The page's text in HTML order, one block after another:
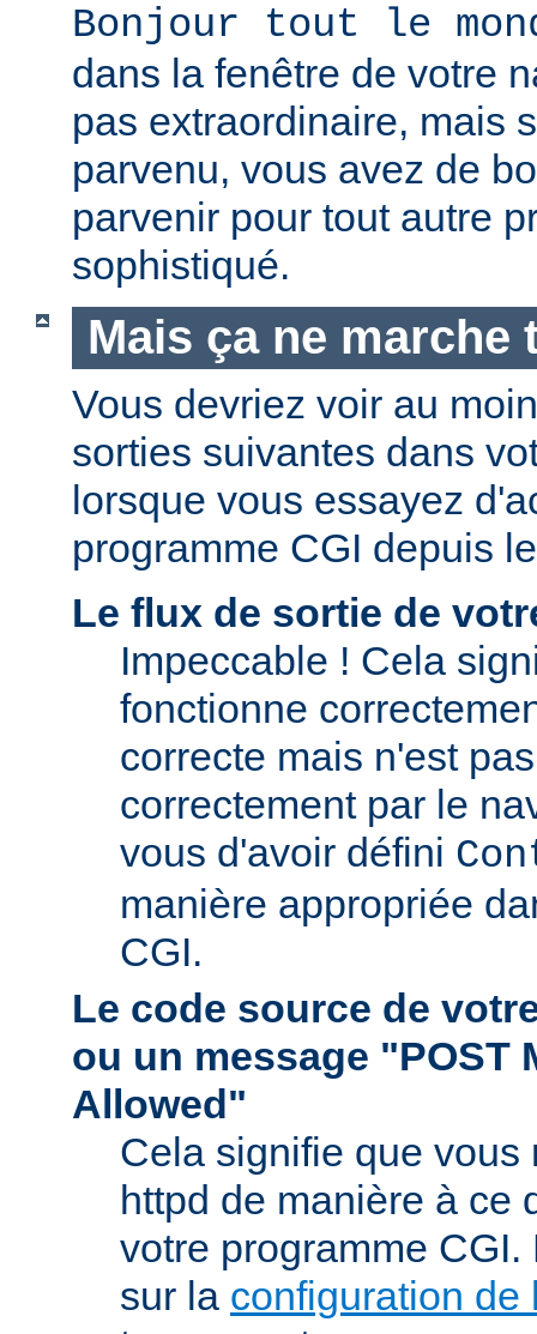
Bonjour tout le
dans la fenêtre de votre
pas extraordinaire, mais
parvenu, vous avez de
parvenir pour tout autre
sophistiqué.
Mais ça ne marche
Vous devriez voir au
sorties suivantes dans
lorsque vous essayez
programme CGI depuis
Le flux de sortie de
Impeccable ! Cela
fonctionne
correcte mais n'est
correctement par le
vous d'avoir défini
manière appropriée
CGI.
Le code source de
ou un message "POST
Allowed"
Cela signifie que vous
httpd de manière à ce
votre programme
sur la configuration de